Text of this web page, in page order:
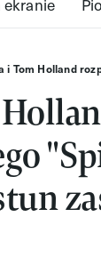
i Tom Holland